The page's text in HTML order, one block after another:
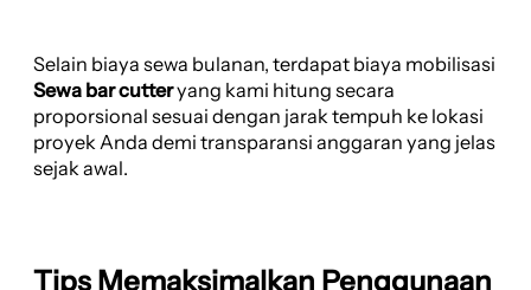
Selain biaya sewa bulanan, terdapat biaya mobilisasi
Sewa bar cutteryang kami hitung secara
proporsional sesuai dengan jarak tempuh ke lokasi
proyek Anda demi transparansi anggaran yang jelas
sejak awal.
Tips Memaksimalkan Penggunaan